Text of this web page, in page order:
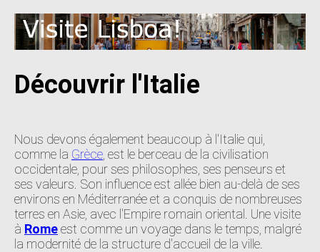
Découvrir l'Italie
Nous devons également beaucoup à l'Italie qui,
comme la Grèce , est le berceau de la civilisation
occidentale, pour ses philosophes, ses penseurs et
ses valeurs. Son influence est allée bien au-delà de ses
environs en Méditerranée et a conquis de nombreuses
terres en Asie, avec l'Empire romain oriental. Une visite
à Romeest comme un voyage dans le temps, malgré
la modernité de la structure d'accueil de la ville.